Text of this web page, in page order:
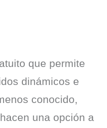
que permite
dinámicos e
conocido,
una opción a